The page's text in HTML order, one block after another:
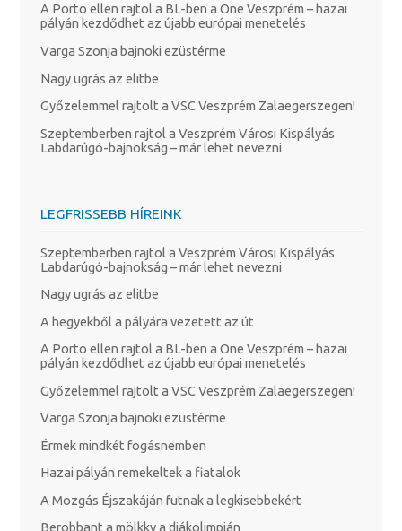
A Porto ellen rajtol a BL-ben a One Veszprém – hazai
pályán kezdődhet az újabb európai menetelés
Varga Szonja bajnoki ezüstérme
Nagy ugrás az elitbe
Győzelemmel rajtolt a VSC Veszprém Zalaegerszegen!
Szeptemberben rajtol a Veszprém Városi Kispályás
Labdarúgó-bajnokság – már lehet nevezni
LEGFRISSEBB HÍREINK
Szeptemberben rajtol a Veszprém Városi Kispályás
Labdarúgó-bajnokság – már lehet nevezni
Nagy ugrás az elitbe
A hegyekből a pályára vezetett az út
A Porto ellen rajtol a BL-ben a One Veszprém – hazai
pályán kezdődhet az újabb európai menetelés
Győzelemmel rajtolt a VSC Veszprém Zalaegerszegen!
Varga Szonja bajnoki ezüstérme
Érmek mindkét fogásnemben
Hazai pályán remekeltek a fiatalok
A Mozgás Éjszakáján futnak a legkisebbekért
Berobbant a mölkky a diákolimpián